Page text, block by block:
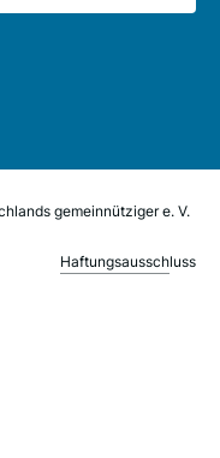
gemeinnütziger e. V.
Haftungsausschluss